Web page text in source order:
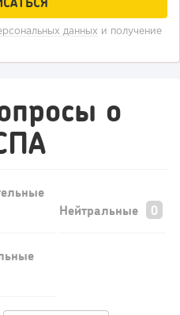
на метро»: куда в
данных и получение
о
Нейтральные